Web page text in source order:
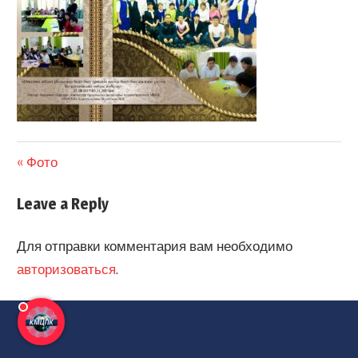
Фото
Leave a Reply
Для отправки комментария вам необходимо
авторизоваться.